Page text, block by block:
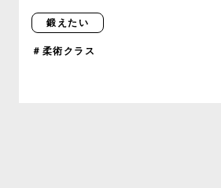
鍛えたい
＃柔術クラス